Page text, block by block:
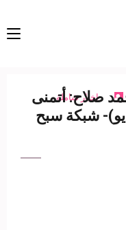
اخبار شاملة
صلاح: أتمنى
شبكة سبح